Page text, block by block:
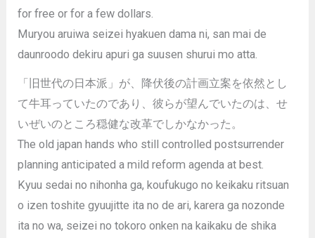
for free or for a few dollars.
Muryou aruiwa seizei hyakuen dama ni, san mai de
daunroodo dekiru apuri ga suusen shurui mo atta.
「旧世代の日本派」が、降伏後の計画立案を依然とし
て牛耳っていたのであり、彼らが望んでいたのは、せ
いぜいのところ穏健な改革でしかなかった。
The old japan hands who still controlled postsurrender
planning anticipated a mild reform agenda at best.
Kyuu sedai no nihonha ga, koufukugo no keikaku ritsuan
o izen toshite gyuujitte ita no de ari, karera ga nozonde
ita no wa, seizei no tokoro onken na kaikaku de shika